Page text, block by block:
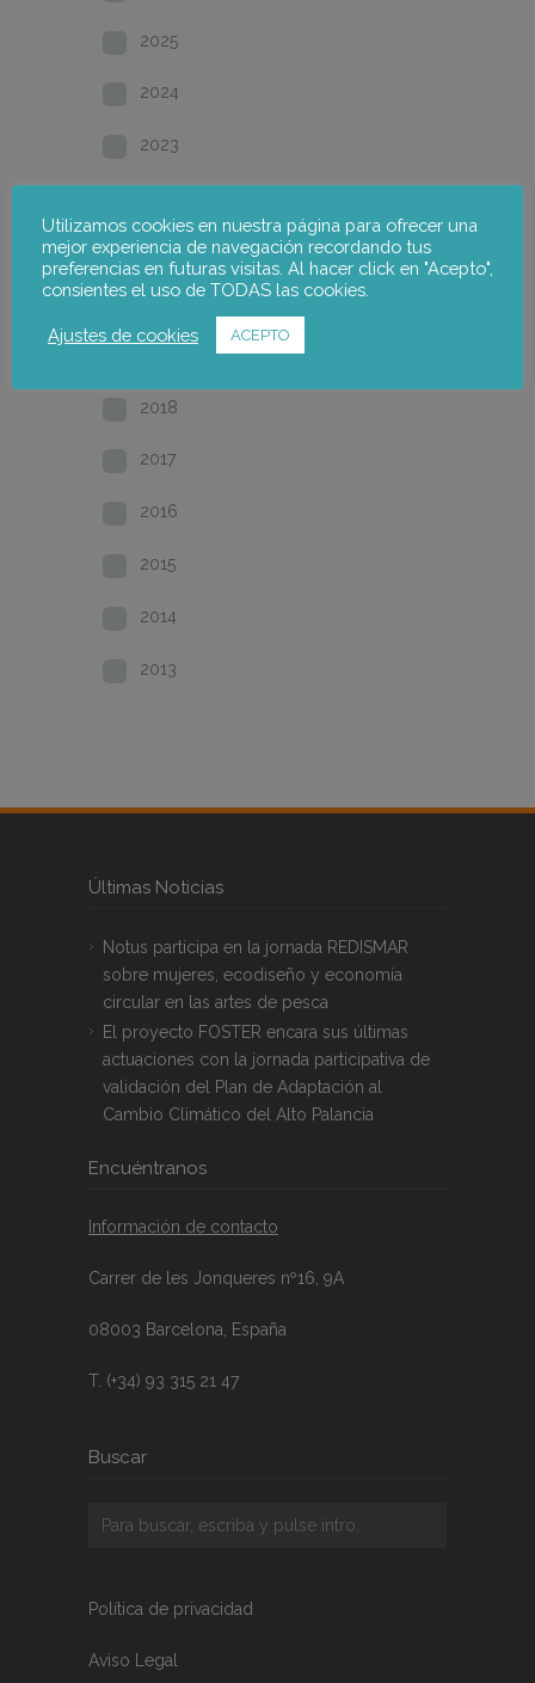
2025
2024
2023
2021
2020
2018
2017
2016
2015
2014
2013
Últimas Noticias
Notus participa en la jornada REDISMAR
sobre mujeres, ecodiseño y economía
circular en las artes de pesca
El proyecto FOSTER encara sus últimas
actuaciones con la jornada participativa de
validación del Plan de Adaptación al
Cambio Climático del Alto Palancia
Encuéntranos
Información de contacto
Carrer de les Jonqueres nº16, 9A
08003 Barcelona, España
T. (+34) 93 315 21 47
Buscar
Política de privacidad
Aviso Legal
Utilizamos cookies en nuestra página para ofrecer una
mejor experiencia de navegación recordando tus
preferencias en futuras visitas. Al hacer click en "Acepto",
consientes el uso de TODAS las cookies.
Ajustes de cookies ACEPTO